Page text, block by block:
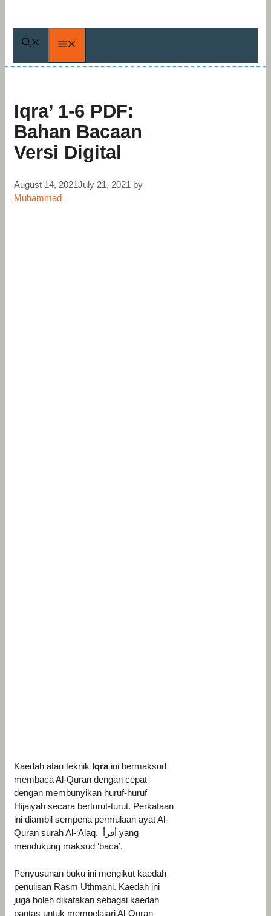
Iqra’ 1-6 PDF:
Bahan Bacaan
Versi Digital
August 14, 2021July 21, 2021 by
Muhammad
Kaedah atau teknik Iqra ini bermaksud
membaca Al-Quran dengan cepat
dengan membunyikan huruf-huruf
Hijaiyah secara berturut-turut. Perkataan
ini diambil sempena permulaan ayat Al-
Quran surah Al-‘Alaq, أقرأ yang
mendukung maksud ‘baca’.
Penyusunan buku ini mengikut kaedah
penulisan Rasm Uthmāni. Kaedah ini
juga boleh dikatakan sebagai kaedah
pantas untuk mempelajari Al-Quran